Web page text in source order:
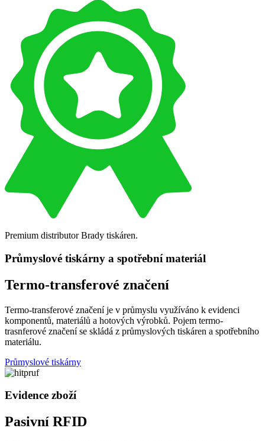
Premium distributor Brady tiskáren.
Průmyslové tiskárny a spotřební materiál
Termo-transferové značení
Termo-transferové značení je v průmyslu využíváno k evidenci
komponentů, materiálů a hotových výrobků. Pojem termo-
trasnferové značení se skládá z průmyslových tiskáren a spotřebního
materiálu.
Průmyslové tiskárny
Evidence zboží
Pasivní RFID